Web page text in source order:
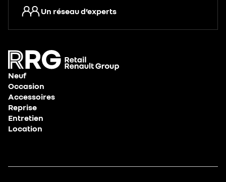
Un réseau d’experts
Neuf
Occasion
Accessoires
Reprise
Entretien
Location